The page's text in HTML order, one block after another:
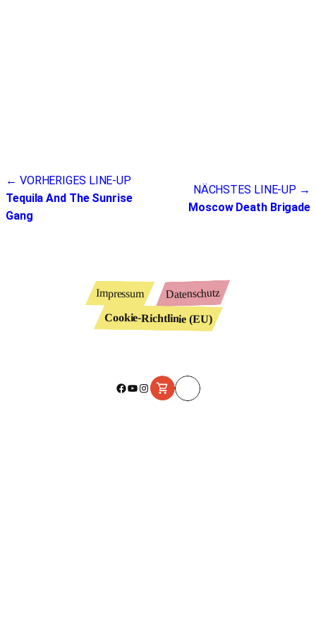
Beitragsnavigation
← VORHERIGES LINE-UP
Tequila And The Sunrise
Gang
NÄCHSTES LINE-UP →
Moscow Death Brigade
Impressum Datenschutz
Cookie-Richtlinie (EU)
Facebook
YouTube
Instagram